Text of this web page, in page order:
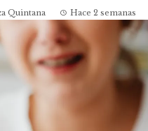
Quintana Hace 2 semanas